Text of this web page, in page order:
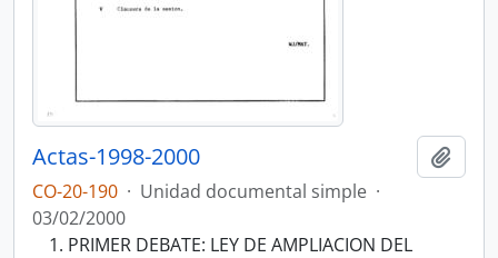
Actas-1998-2000
CO-20-190 · Unidad documental simple ·
03/02/2000
PRIMER DEBATE: LEY DE AMPLIACION DEL